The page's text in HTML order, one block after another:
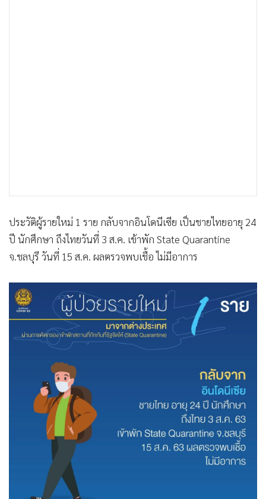
ประวัติผู้รายใหม่ 1 ราย กลับจากอินโดนีเซีย เป็นชายไทยอายุ 24
ปี นักศึกษา ถึงไทยวันที่ 3 ส.ค. เข้าพัก State Quarantine
จ.ชลบุรี วันที่ 15 ส.ค. ผลตรวจพบเชื้อ ไม่มีอาการ